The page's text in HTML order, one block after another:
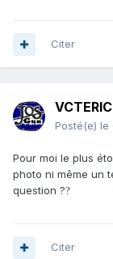
Citer
VCTERIC
Posté(e) le
Pour moi le plus
photo ni même un
question ??
Citer